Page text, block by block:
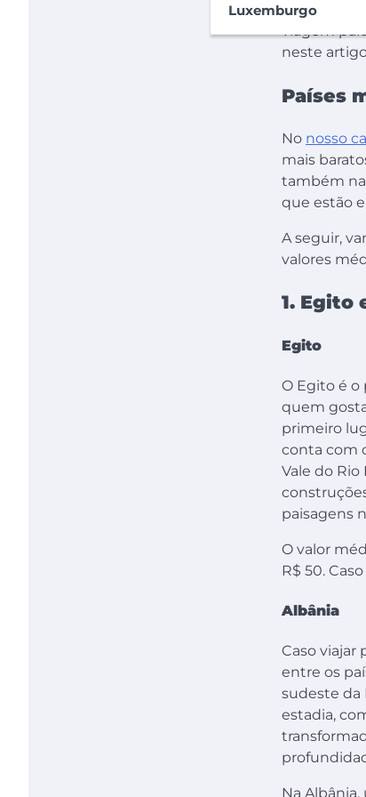
Luxemburgoadiam esse
viagem
neste
Países
No nosso
mais
também na
que estão
A seguir,
valores
1. Egito
Egito
O Egito é o
quem
primeiro
conta com
Vale do
paisagens
O valor
R$ 50.
Albânia
Caso viajar
entre os
sudeste da
estadia,
Na